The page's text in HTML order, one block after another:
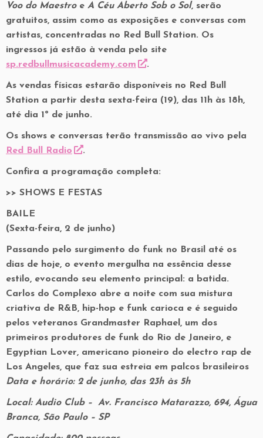
Voo do Maestro e A Céu Aberto Sob o Sol, serão
gratuitos, assim como as exposições e conversas com
artistas, concentradas no Red Bull Station. Os
ingressos já estão à venda pelo site
sp.redbullmusicacademy.com
.
As vendas físicas estarão disponíveis no Red Bull
Station a partir desta sexta-feira (19), das 11h às 18h,
até dia 1º de junho.
Os shows e conversas terão transmissão ao vivo pela
Red Bull Radio
.
Confira a programação completa:
>> SHOWS E FESTAS
BAILE
(Sexta-feira, 2 de junho)
Passando pelo surgimento do funk no Brasil até os
dias de hoje, o evento mergulha na essência desse
estilo, evocando seu elemento principal: a batida.
Carlos do Complexo abre a noite com sua mistura
criativa de R&B, hip-hop e funk carioca e é seguido
pelos veteranos Grandmaster Raphael, um dos
primeiros produtores de funk do Rio de Janeiro, e
Egyptian Lover, americano pioneiro do electro rap de
Los Angeles, que faz sua estreia em palcos brasileiros
Data e horário: 2 de junho, das 23h às 5h
Local: Audio Club – Av. Francisco Matarazzo, 694, Água
Branca, São Paulo – SP